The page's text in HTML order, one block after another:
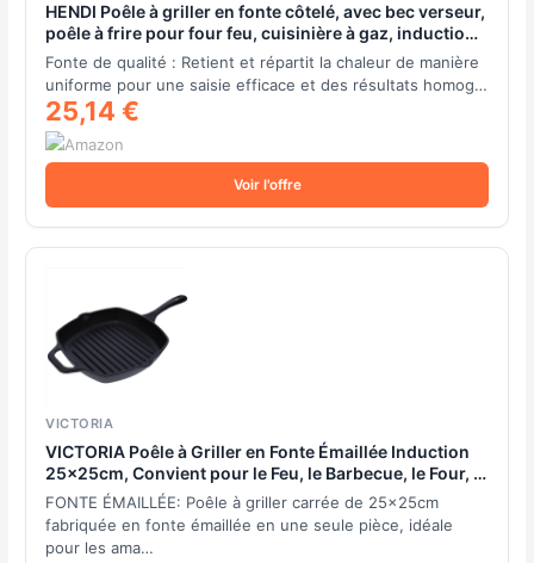
HENDI Poêle à griller en fonte côtelé, avec bec verseur,
poêle à frire pour four feu, cuisinière à gaz, induction,
électrique, plaque vitrocéramique, grill barbecue,
poignée: 140mm, 250x250x(H) 50mm
Fonte de qualité : Retient et répartit la chaleur de manière
uniforme pour une saisie efficace et des résultats homog…
25,14 €
Voir l'offre
VICTORIA
VICTORIA Poêle à Griller en Fonte Émaillée Induction
25x25cm, Convient pour le Feu, le Barbecue, le Four, la
Plaque Vitrocéramique, le Gaz, Cast Iron Skillet sans
Toxicité, sans PTFE ni PFOA
FONTE ÉMAILLÉE: Poêle à griller carrée de 25x25cm
fabriquée en fonte émaillée en une seule pièce, idéale
pour les ama…